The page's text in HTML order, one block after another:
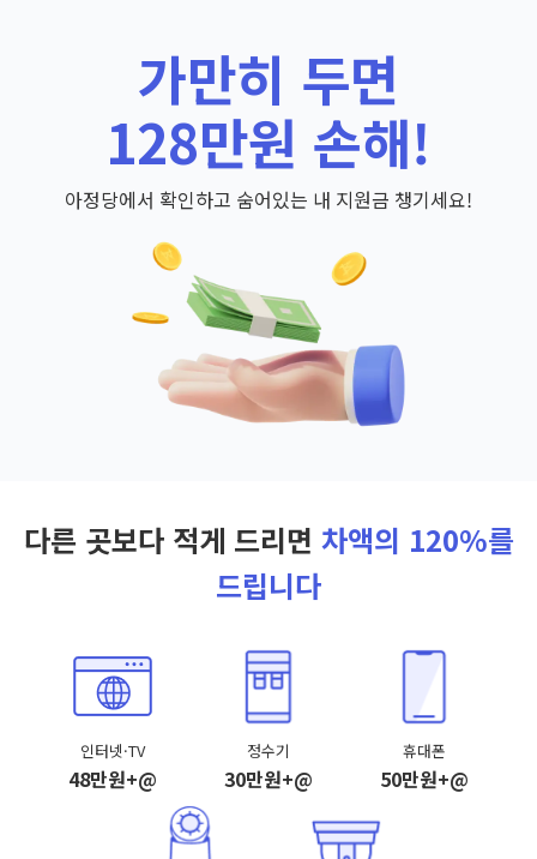
가만히 두면
128만원 손해!
아정당에서 확인하고 숨어있는 내 지원금 챙기세요!
다른 곳보다 적게 드리면 차액의 120%를
드립니다
인터넷·TV
48만원+@
정수기
30만원+@
휴대폰
50만원+@